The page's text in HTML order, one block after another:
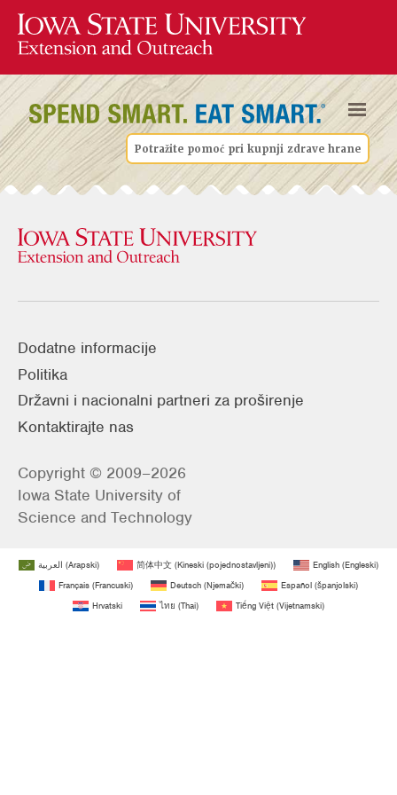
Potražite pomoć pri kupnji zdrave hrane
Dodatne informacije
Politika
Državni i nacionalni partneri za proširenje
Kontaktirajte nas
Copyright © 2009–2026
Iowa State University of
Science and Technology
العربية (Arapski) 简体中文 (Kineski (pojednostavljeni)) English (Engleski)
Français (Francuski) Deutsch (Njemački) Español (španjolski)
Hrvatski
ไทย (Thai) Tiếng Việt (Vijetnamski)